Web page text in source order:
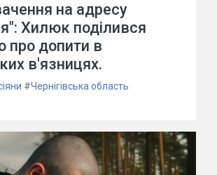
на адресу
Хилюк поділився
про допити в
в'язницях.
#Чернігівська область